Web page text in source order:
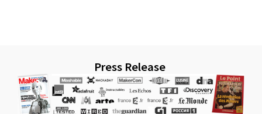
Press Release